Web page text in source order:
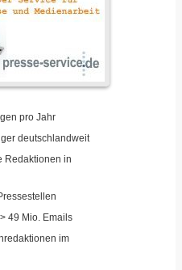
pro Jahr
deutschlandweit
Redaktionen in
49 Mio. Emails
im